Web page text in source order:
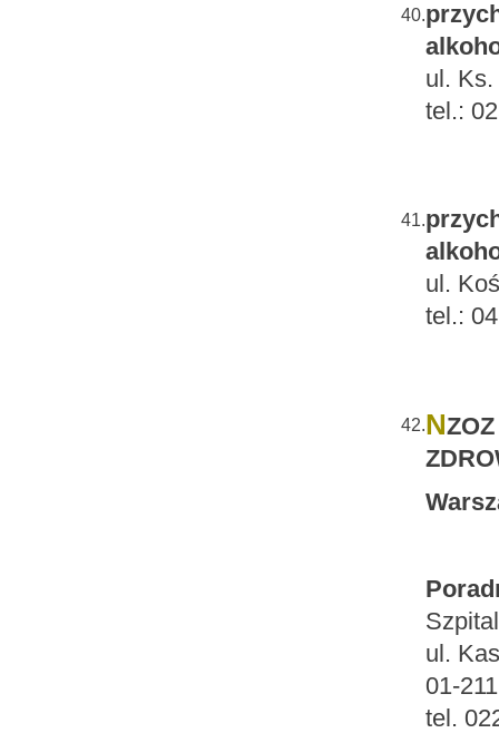
40.
ul. Ks.
tel.:
41.
ul.
tel.:
42.N
ul.
01-
tel.